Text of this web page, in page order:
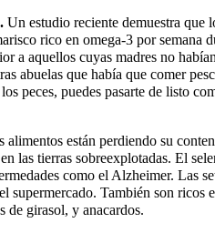
Un estudio reciente demuestra que
rico en omega-3 por semana
a aquellos cuyas madres no
abuelas que había que comer
peces, puedes pasarte de listo
alimentos están perdiendo su
las tierras sobreexplotadas. El
como el Alzheimer. Las
supermercado. También son ricos
de girasol, y anacardos.